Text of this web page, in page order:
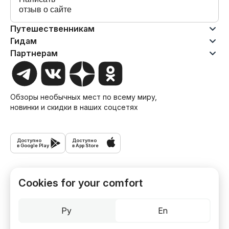
Cookies for your comfort
Ру En
Обзоры необычных мест по всему миру,
новинки и скидки в наших соцсетях
Доступно
в Google Play
Доступно
в App Store
Экскурсии
Путешественникам
Гидам
Партнерам
отзыв о сайте